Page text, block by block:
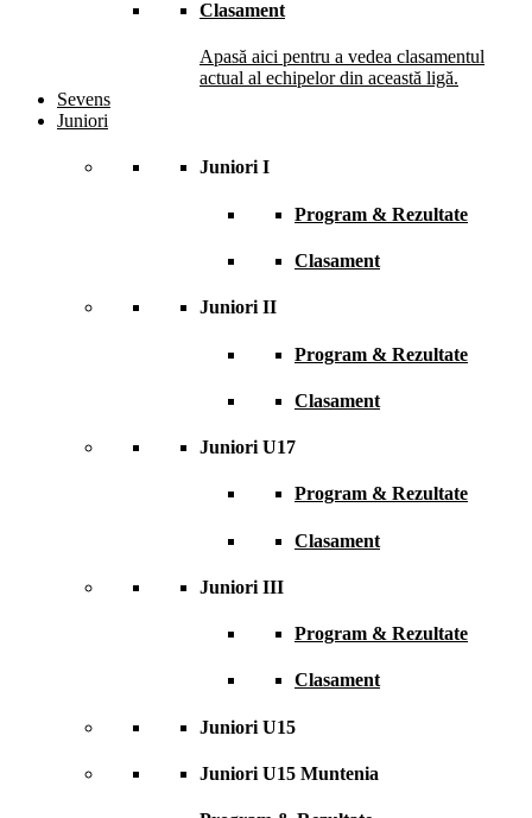
Clasament
Apasă aici pentru a vedea clasamentul
actual al echipelor din această ligă.
Sevens
Juniori
Juniori I
Program & Rezultate
Clasament
Juniori II
Program & Rezultate
Clasament
Juniori U17
Program & Rezultate
Clasament
Juniori III
Program & Rezultate
Clasament
Juniori U15
Juniori U15 Muntenia